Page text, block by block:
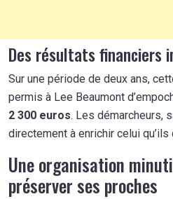
Des résultats financiers
Sur une période de deux ans,
permis à Lee Beaumont
2 300 euros. Les démarcheurs,
directement à enrichir celui qu’ils
Une organisation
préserver ses proches